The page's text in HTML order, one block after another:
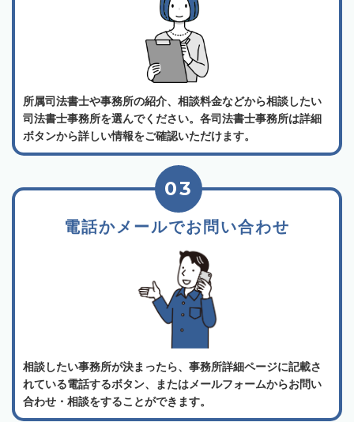
所属司法書士や事務所の紹介、相談料金などから相談したい
司法書士事務所を選んでください。各司法書士事務所は詳細
ボタンから詳しい情報をご確認いただけます。
電話かメールでお問い合わせ
03
相談したい事務所が決まったら、事務所詳細ページに記載さ
れている電話するボタン、またはメールフォームからお問い
合わせ・相談をすることができます。